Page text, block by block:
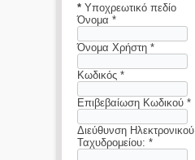
*Υποχρεωτικό πεδίο
Όνομα *
Όνομα Χρήστη*
Κωδικός*
Επιβεβαίωση Κωδικού*
Διεύθυνση Ηλεκτρονικού
Ταχυδρομείου: *